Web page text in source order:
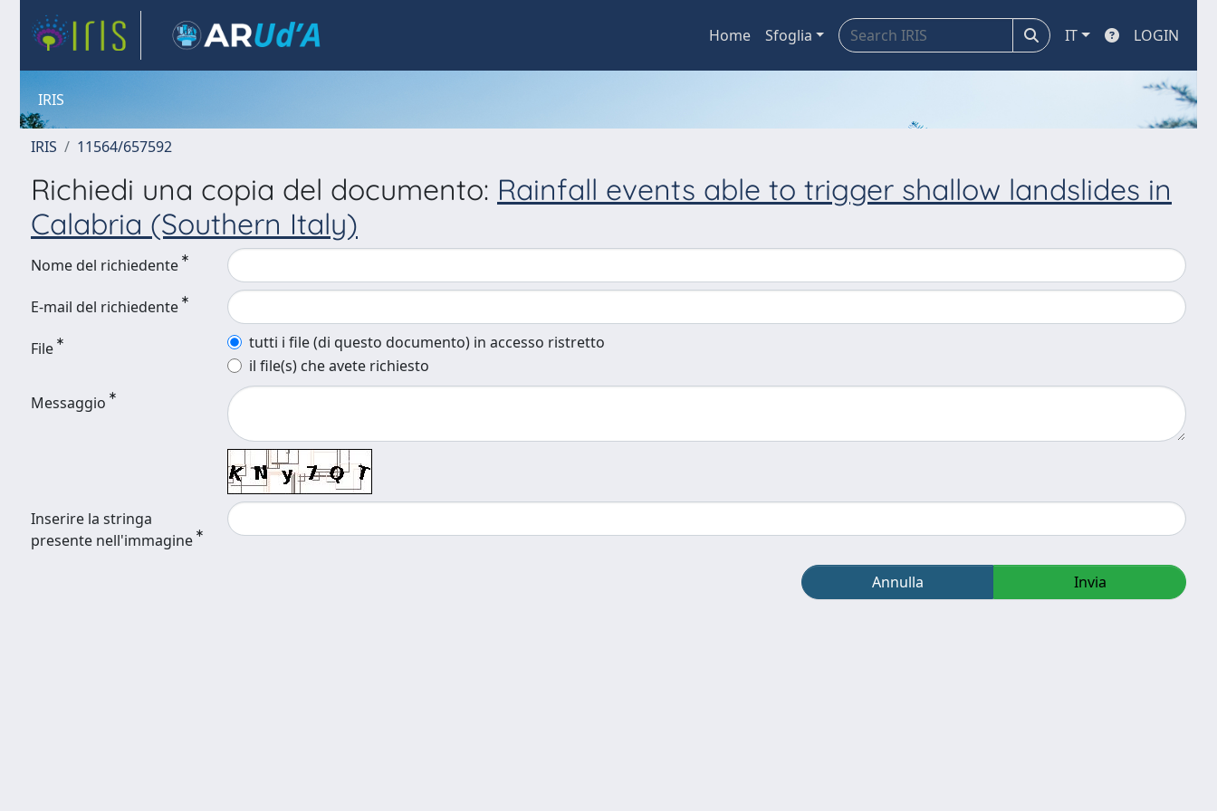
Home Sfoglia IT LOGIN
IRIS
IRIS 11564/657592
Richiedi una copia del documento: Rainfall events able to trigger shallow landslides in
Calabria (Southern Italy)
Nome del richiedente
E-mail del richiedente
File
tutti i file (di questo documento) in accesso ristretto
il file(s) che avete richiesto
Messaggio
Inserire la stringa
presente nell'immagine
Annulla Invia